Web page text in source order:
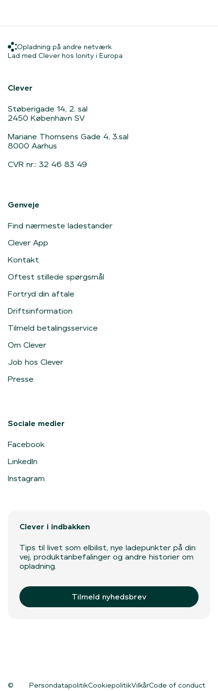
Hjem
Opladning på andre netværk
Lad med Clever hos Ionity i Europa
Clever
Støberigade 14, 2. sal
2450 København SV
Mariane Thomsens Gade 4, 3.sal
8000 Aarhus
CVR nr.: 32 46 83 49
Genveje
Find nærmeste ladestander
Clever App
Kontakt
Oftest stillede spørgsmål
Fortryd din aftale
Driftsinformation
Tilmeld betalingsservice
Om Clever
Job hos Clever
Presse
Sociale medier
Facebook
LinkedIn
Instagram
Clever i indbakken
Tips til livet som elbilist, nye ladepunkter på din
vej, produktanbefalinger og andre historier om
opladning.
Tilmeld nyhedsbrev
©
PersondatapolitikCookiepolitikVilkårCode of conduct